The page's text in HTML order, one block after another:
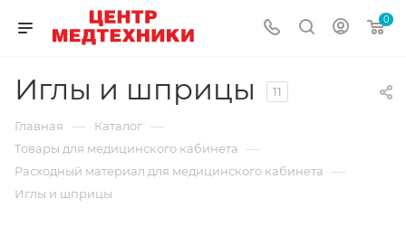
0
Иглы и шприцы 11
Главная — Каталог —
Товары для медицинского кабинета —
Расходный материал для медицинского кабинета —
Иглы и шприцы